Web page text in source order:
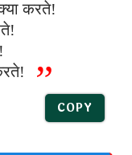
करते!
COPY